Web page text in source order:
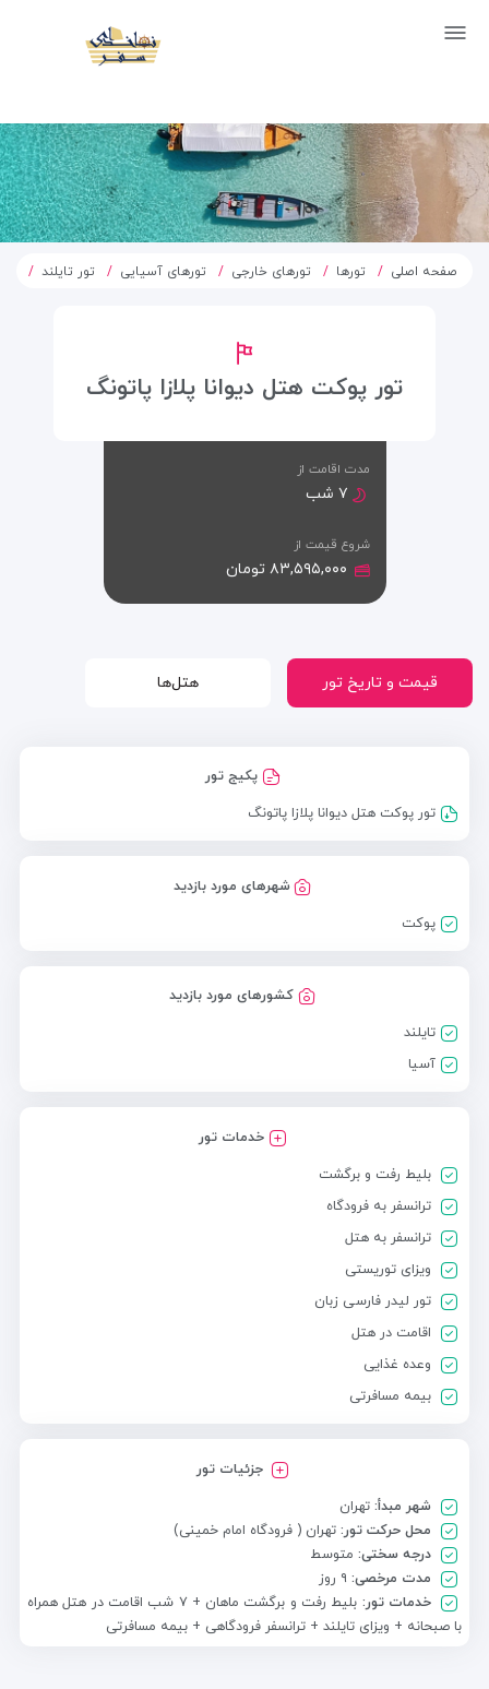
صفحه اصلی تورها تورهای خارجی تورهای آسیایی تور تایلند
تور پوکت هتل دیوانا پلازا پاتونگ
مدت اقامت از
۷ شب
شروع قیمت از
۸۳,۵۹۵,۰۰۰ تومان
قیمت و تاریخ تور هتل‌ها
پکیج تور
تور پوکت هتل دیوانا پلازا پاتونگ
شهرهای مورد بازدید
پوکت
کشورهای مورد بازدید
تایلند
آسیا
خدمات تور
بلیط رفت و برگشت
ترانسفر به فرودگاه
ترانسفر به هتل
ویزای توریستی
تور لیدر فارسی زبان
اقامت در هتل
وعده غذایی
بیمه مسافرتی
جزئیات تور
شهر مبدأ: تهران
محل حرکت تور: تهران ( فرودگاه امام خمینی)
درجه سختی: متوسط
مدت مرخصی: ۹ روز
خدمات تور:
بلیط رفت و برگشت ماهان + ۷ شب اقامت در هتل همراه
با صبحانه + ویزای تایلند + ترانسفر فرودگاهی + بیمه مسافرتی